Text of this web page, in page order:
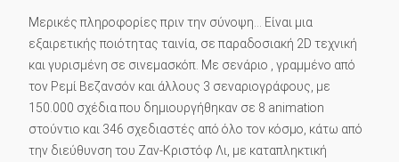
Μερικές πληροφορίες πριν την σύνοψη… Είναι μια
εξαιρετικής ποιότητας ταινία, σε παραδοσιακή 2D τεχνική
και γυρισμένη σε σινεμασκόπ. Με σενάριο , γραμμένο από
τον Ρεμί Βεζανσόν και άλλους 3 σεναριογράφους, με
150.000 σχέδια που δημιουργήθηκαν σε 8 animation
στούντιο και 346 σχεδιαστές από όλο τον κόσμο, κάτω από
την διεύθυνση του Ζαν-Κριστόφ Λι, με καταπληκτική